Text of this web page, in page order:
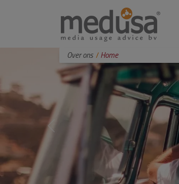
Over ons Home
Wat wil jij bereiken met je
One-page website?
Online bestelsysteem?
Diensten voor klanten?
AVG proof?
Previous